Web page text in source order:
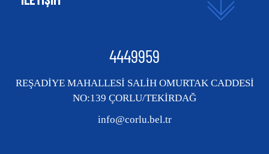
4449959
REŞADİYE MAHALLESİ SALİH OMURTAK CADDESİ
NO:139 ÇORLU/TEKİRDAĞ
info@corlu.bel.tr